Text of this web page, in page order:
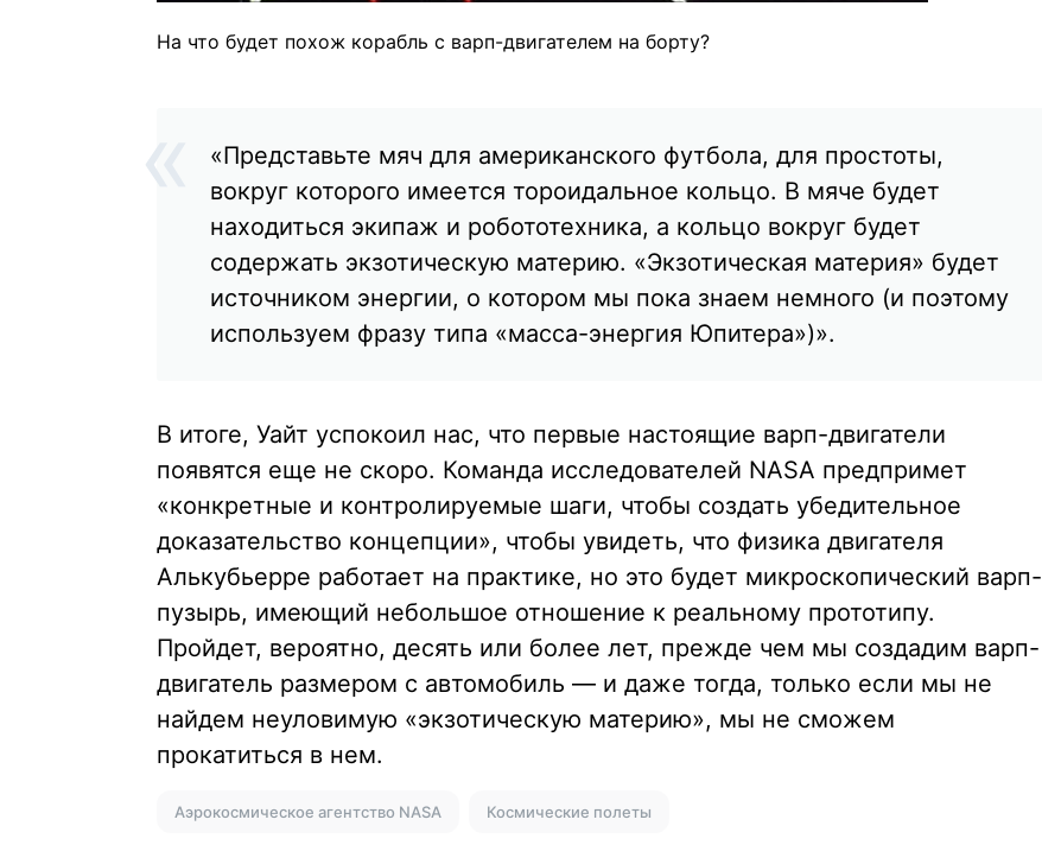
На что будет похож корабль с варп-двигателем на борту?
«Представьте мяч для американского футбола, для простоты,
вокруг которого имеется тороидальное кольцо. В мяче будет
находиться экипаж и робототехника, а кольцо вокруг будет
содержать экзотическую материю. «Экзотическая материя» будет
источником энергии, о котором мы пока знаем немного (и поэтому
используем фразу типа «масса-энергия Юпитера»)».
В итоге, Уайт успокоил нас, что первые настоящие варп-двигатели
появятся еще не скоро. Команда исследователей NASA предпримет
«конкретные и контролируемые шаги, чтобы создать убедительное
доказательство концепции», чтобы увидеть, что физика двигателя
Алькубьерре работает на практике, но это будет микроскопический варп-
пузырь, имеющий небольшое отношение к реальному прототипу.
Пройдет, вероятно, десять или более лет, прежде чем мы создадим варп-
двигатель размером с автомобиль — и даже тогда, только если мы не
найдем неуловимую «экзотическую материю», мы не сможем
прокатиться в нем.
Аэрокосмическое агентство NASA Космические полеты